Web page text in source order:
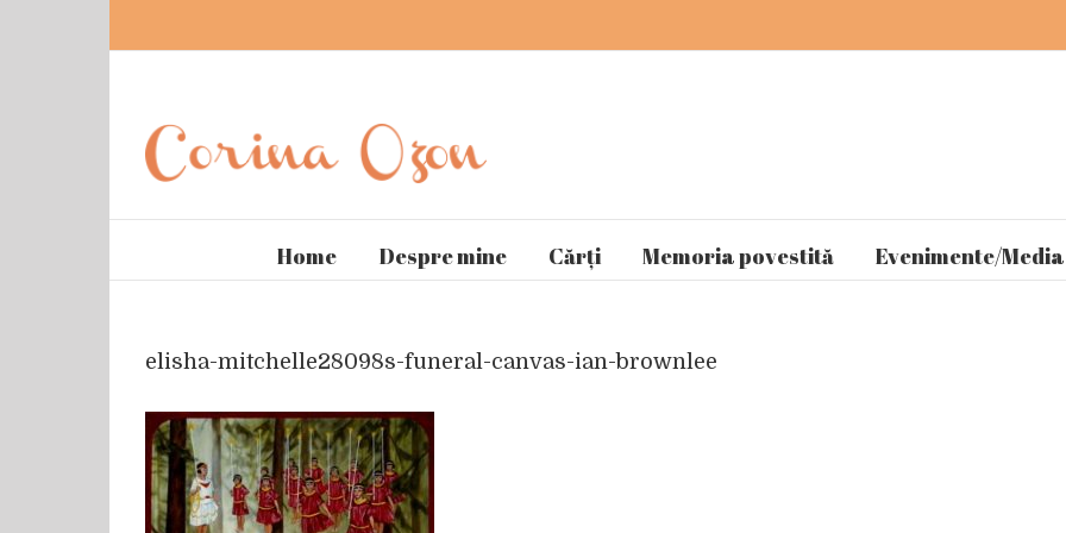
Home Despre mine Cărți Memoria povestită Evenimente/Media
elisha-mitchelle28098s-funeral-canvas-ian-brownlee